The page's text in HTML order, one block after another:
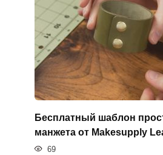
Бесплатный шаблон
манжета от Makesupply
69